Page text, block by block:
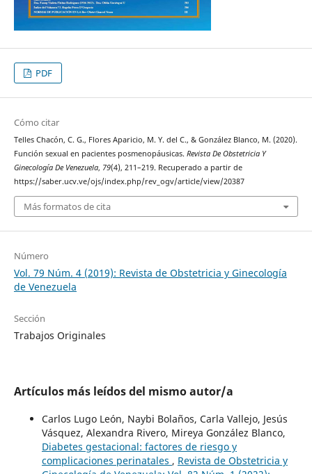
PDF
Cómo citar
Telles Chacón, C. G., Flores Aparicio, M. Y. del C., & González Blanco, M. (2020).
Función sexual en pacientes posmenopáusicas. Revista De Obstetricia Y
Ginecología De Venezuela, 79(4), 211–219. Recuperado a partir de
https://saber.ucv.ve/ojs/index.php/rev_ogv/article/view/20387
Más formatos de cita
Número
Vol. 79 Núm. 4 (2019): Revista de Obstetricia y Ginecología
de Venezuela
Sección
Trabajos Originales
Artículos más leídos del mismo autor/a
Carlos Lugo León, Naybi Bolaños, Carla Vallejo, Jesús
Vásquez, Alexandra Rivero, Mireya González Blanco,
Diabetes gestacional: factores de riesgo y
complicaciones perinatales , Revista de Obstetricia y